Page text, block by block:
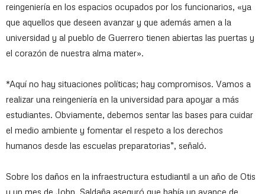
reingeniería en los espacios ocupados por los funcionarios, «ya
que aquellos que deseen avanzar y que además amen a la
universidad y al pueblo de Guerrero tienen abiertas las puertas y
el corazón de nuestra alma mater».
*Aquí no hay situaciones políticas; hay compromisos. Vamos a
realizar una reingeniería en la universidad para apoyar a más
estudiantes. Obviamente, debemos sentar las bases para cuidar
el medio ambiente y fomentar el respeto a los derechos
humanos desde las escuelas preparatorias”, señaló.
Sobre los daños en la infraestructura estudiantil a un año de Otis
y un mes de John, Saldaña aseguró que había un avance de